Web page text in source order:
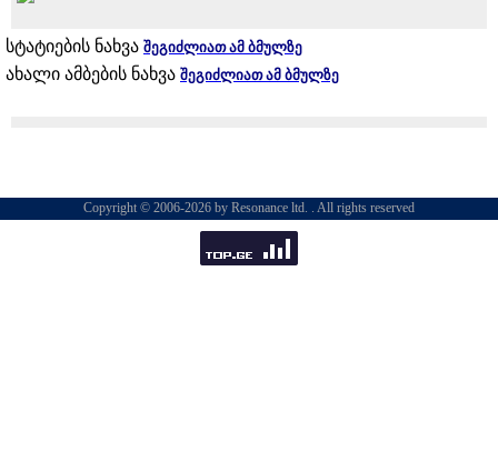
სტატიების ნახვა შეგიძლიათ ამ ბმულზე
ახალი ამბების ნახვა შეგიძლიათ ამ ბმულზე
Copyright © 2006-2026 by Resonance ltd. . All rights reserved